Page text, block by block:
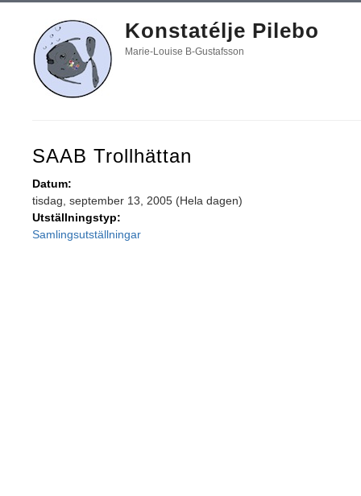
Konstatélje Pilebo
Marie-Louise B-Gustafsson
SAAB Trollhättan
Datum:
tisdag, september 13, 2005 (Hela dagen)
Utställningstyp:
Samlingsutställningar